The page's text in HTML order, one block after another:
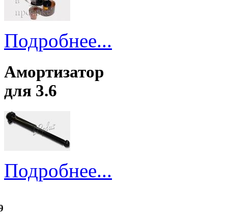
Подробнее...
Амортизатор
для 3.6
Подробнее...